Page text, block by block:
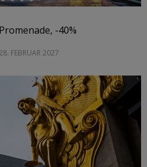
-40%
FEBRUAR 2027